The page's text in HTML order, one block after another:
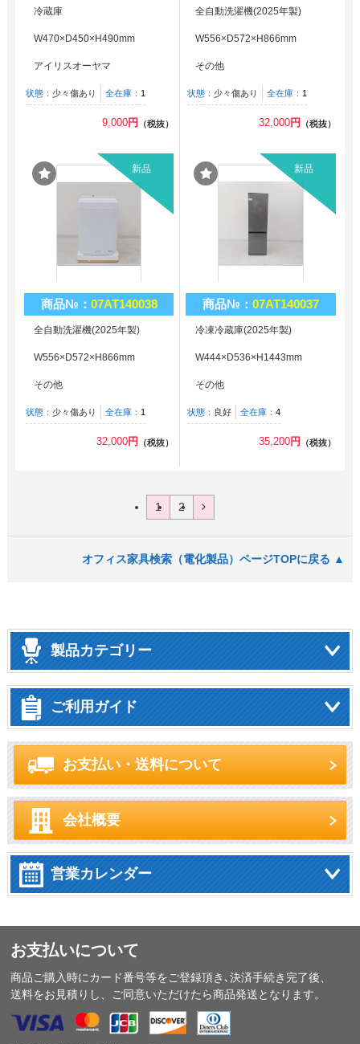
製品カテゴリー
ご利用ガイド
お支払い・送料について
会社概要
営業カレンダー
冷蔵庫
W470×D450×H490mm
アイリスオーヤマ
状態： 少々傷あり 全在庫：1
9,000円 （税抜）
全自動洗濯機(2025年製)
W556×D572×H866mm
その他
状態： 少々傷あり 全在庫： 1
32,000円 （税抜）
商品№： 07AT140038
新品
全自動洗濯機(2025年製)
W556×D572×H866mm
その他
状態： 少々傷あり 全在庫：1
32,000円 （税抜）
商品№： 07AT140037
新品
冷凍冷蔵庫(2025年製)
W444×D536×H1443mm
その他
状態： 良好 全在庫： 4
35,200円 （税抜）
1 2
オフィス家具検索（電化製品）ページTOPに戻る ▲
お支払いについて
商品ご購入時にカード番号等をご登録頂き､決済手続き完了後、
送料をお見積りし、ご同意いただけたら商品発送となります。